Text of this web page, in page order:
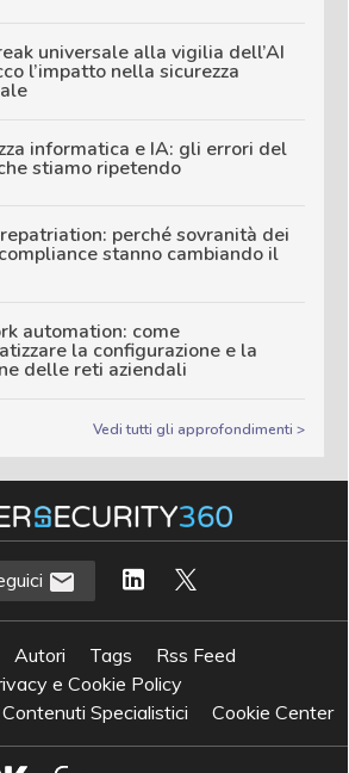
universale alla vigilia dell’AI
l’impatto nella sicurezza
informatica e IA: gli errori del
stiamo ripetendo
perché sovranità dei
stanno cambiando il
automation: come
la configurazione e la
delle reti aziendali
Vedi tutti gli approfondimenti >
Autori Tags
Rss Feed
e Cookie Policy
Specialistici
Cookie Center